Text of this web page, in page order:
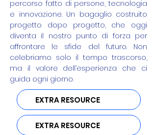
percorso fatto di persone, tecnologia
e innovazione. Un bagaglio costruito
progetto dopo progetto, che oggi
diventa il nostro punto di forza per
affrontare le sfide del futuro. Non
celebriamo solo il tempo trascorso,
ma il valore dell’esperienza che ci
guida ogni giorno.
EXTRA RESOURCE
EXTRA RESOURCE